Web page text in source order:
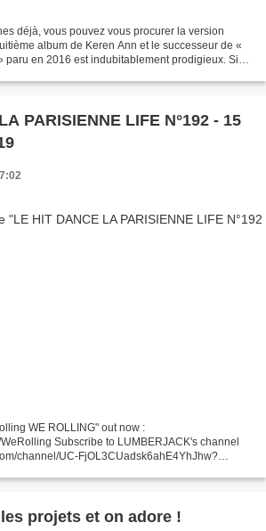
déjà, vous pouvez vous procurer la version
album de Keren Ann et le successeur de «
paru en 2016 est indubitablement prodigieux. Si
PARISIENNE LIFE N°192 - 15
WE ROLLING" out now :
Subscribe to LUMBERJACK's channel
channel/UC-FjOL3CUadsk6ahE4YhJhw?
projets et on adore !